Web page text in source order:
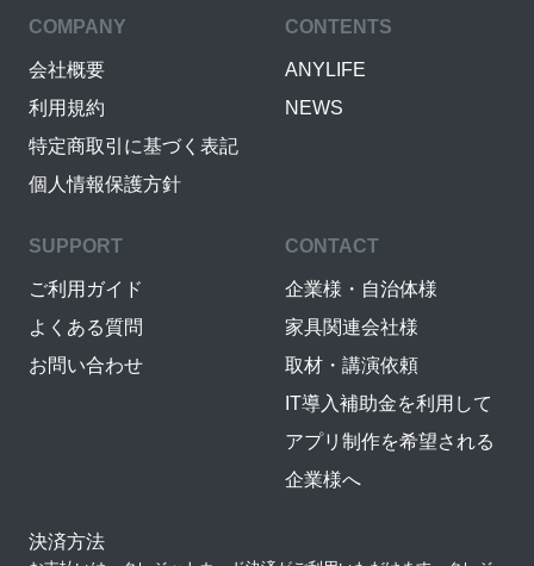
COMPANY
会社概要
利用規約
特定商取引に基づく表記
個人情報保護方針
CONTENTS
ANYLIFE
NEWS
SUPPORT
ご利用ガイド
よくある質問
お問い合わせ
CONTACT
企業様・自治体様
家具関連会社様
取材・講演依頼
IT導入補助金を利用して
アプリ制作を希望される
企業様へ
決済方法